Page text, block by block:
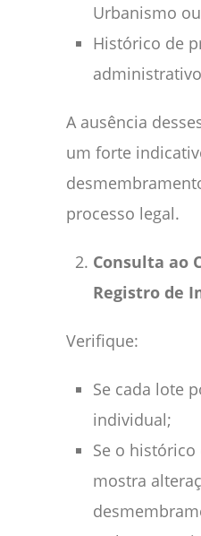
Urbanismo
Histórico de
A ausência
um forte
processo legal.
Consulta ao
Registro de
Verifique:
Se cada lote
individual;
Se o
mostra